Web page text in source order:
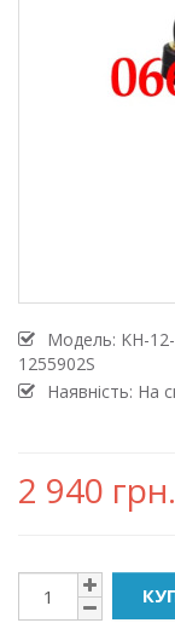
Модель: KH-
1255902S
Наявність: На
2 940 грн.